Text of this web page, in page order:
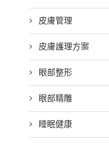
皮膚管理
皮膚護理方案
眼部整形
眼部精雕
睡眠健康